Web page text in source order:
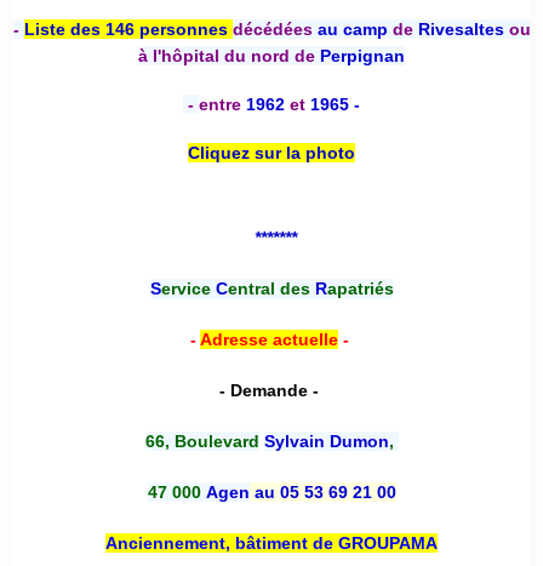
- Liste des 146 personnes décédées au camp deRivesaltesou
à l'hôpital du nord de Perpignan
- entre 1962 et 1965 -
Cliquez sur la photo
*******
Service Central desRapatriés
-Adresse actuelle-
- Demande -
66, Boulevard Sylvain Dumon,
47 000 Agen au 05 53 69 21 00
Anciennement, bâtiment de GROUPAMA